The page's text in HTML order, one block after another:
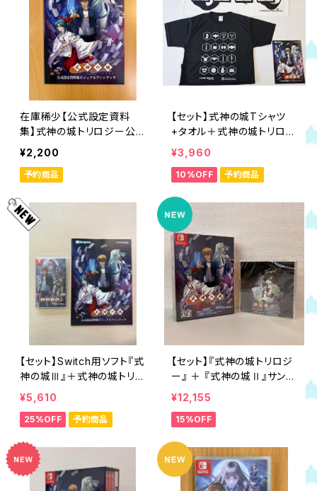
在庫稀少【公式設定資料
集】式神の城トリロジー公
式ビジュアルファンブック
¥2,200
予約商品
【セット】式神の城Tシャツ
+タオル＋式神の城トリロジ
ービジュアルファンブックB
級品
¥3,960
10%OFF 予約商品
【セット】Switch用ソフト『式
神の城Ⅲ』＋式神の城トリロ
ジービジュアルファンブック
B級品
¥5,610
25%OFF 予約商品
【セット】『式神の城トリロジ
ー』 ＋ 『式神の城Ⅱ』サント
ラCD（NAOMI音源版）
¥12,155
15%OFF